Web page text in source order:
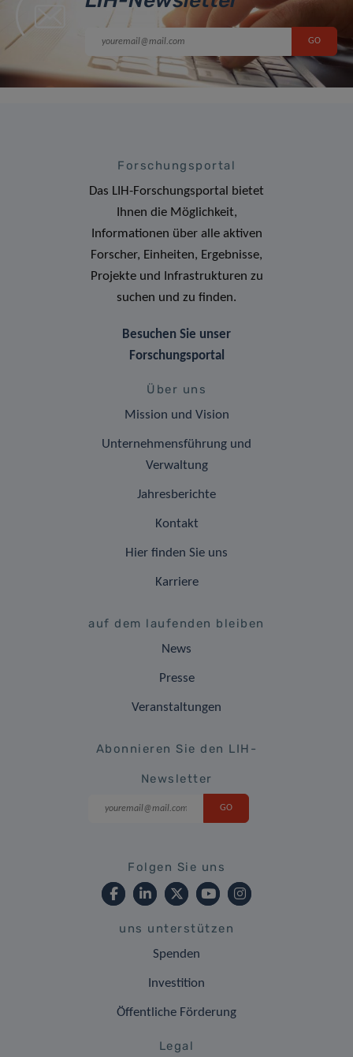
Forschungsportal
Das LIH-Forschungsportal bietet
Ihnen die Möglichkeit,
Informationen über alle aktiven
Forscher, Einheiten, Ergebnisse,
Projekte und Infrastrukturen zu
suchen und zu finden.
Besuchen Sie unser
Forschungsportal
Über uns
Mission und Vision
Unternehmensführung und
Verwaltung
Jahresberichte
Kontakt
Hier finden Sie uns
Karriere
auf dem laufenden bleiben
News
Presse
Veranstaltungen
Abonnieren Sie den LIH-
Newsletter
Folgen Sie uns
uns unterstützen
Spenden
Investition
Öffentliche Förderung
Legal